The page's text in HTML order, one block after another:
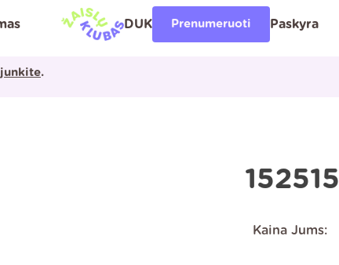
DUK Prenumeruoti Paskyra
.
152515
Kaina Jums: